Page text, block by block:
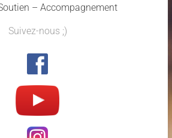
– Accompagnement
Suivez-nous ;)